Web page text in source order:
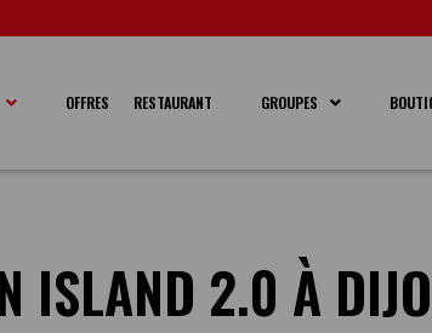
OFFRES RESTAURANT GROUPES
ISLAND 2.0 À